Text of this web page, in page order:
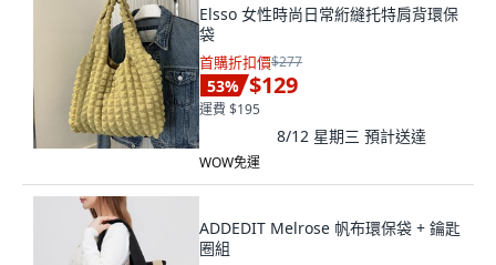
Elsso 女性時尚日常絎縫托特肩背環保
袋
首購折扣價$277
53% $129
運費 $195
8/12 星期三 預計送達
WOW免運
ADDEDIT Melrose 帆布環保袋 + 鑰匙
圈組